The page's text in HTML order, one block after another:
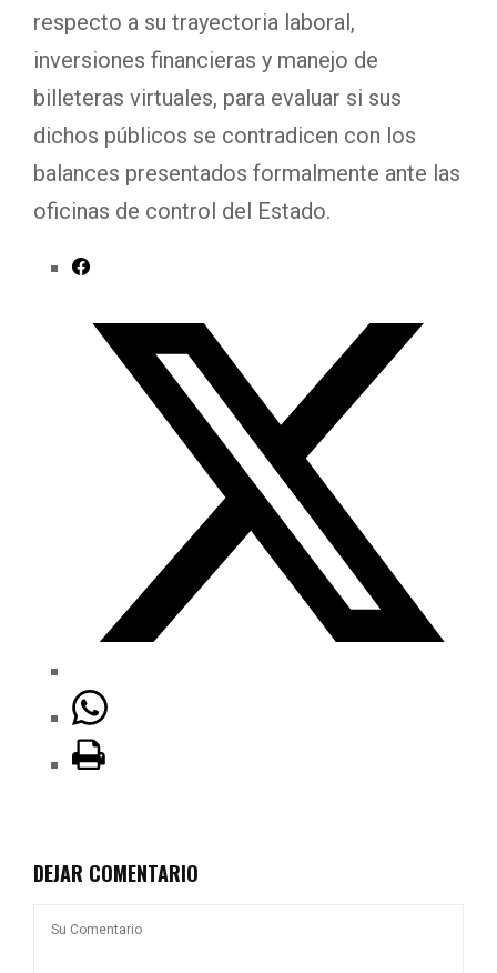
respecto a su trayectoria laboral,
inversiones financieras y manejo de
billeteras virtuales, para evaluar si sus
dichos públicos se contradicen con los
balances presentados formalmente ante las
oficinas de control del Estado.
DEJAR COMENTARIO